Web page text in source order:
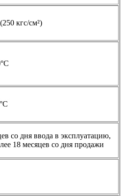
кгс/см²)
со дня ввода в эксплуатацию,
18 месяцев со дня продажи